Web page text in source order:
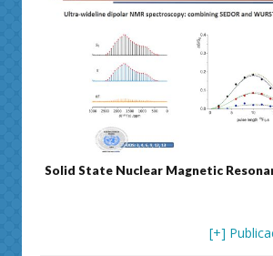
Journal of Separation
[+]